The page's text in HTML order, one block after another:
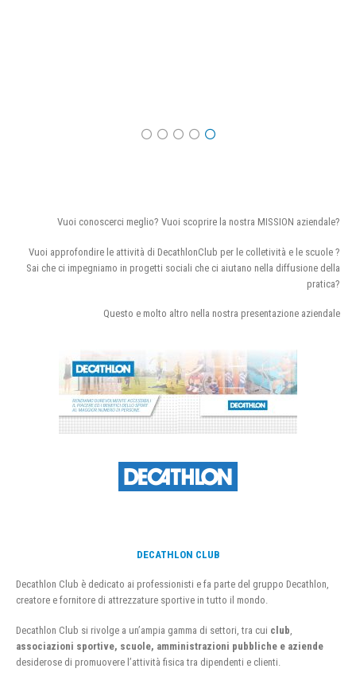
Vuoi conoscerci meglio? Vuoi scoprire la nostra MISSION aziendale?
Vuoi approfondire le attività di DecathlonClub per le colletività e le scuole ?
Sai che ci impegniamo in progetti sociali che ci aiutano nella diffusione della
pratica?
Questo e molto altro nella nostra presentazione aziendale
DECATHLON CLUB
Decathlon Club è dedicato ai professionisti e fa parte del gruppo Decathlon,
creatore e fornitore di attrezzature sportive in tutto il mondo.
Decathlon Club si rivolge a un’ampia gamma di settori, tra cui club
associazioni sportive, scuole, amministrazioni pubbliche e aziende
desiderose di promuovere l’attività fisica tra dipendenti e clienti.